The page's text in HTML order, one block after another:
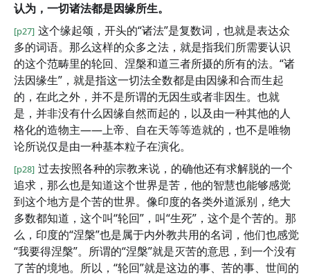
认为，一切诸法都是因缘所生。
[p27] 这个缘起颂，开头的“诸法”是复数词，也就是表达众
多的词语。那么这样的众多之法，就是指我们所需要认识
的这个范畴里的轮回、涅槃和道三者所摄的所有的法。“诸
法因缘生”，就是指这一切法全数都是由因缘和合而生起
的，在此之外，并不是所谓的无因生或者非因生。也就
是，并非没有什么因缘自然而起的，以及由一种其他的人
格化的造物主——上帝、自在天等等造就的，也不是唯物
论所说仅是由一种基本粒子在演化。
[p28] 过去按照各种的宗教来说，的确他还有求解脱的一个
追求，那么也是知道这个世界是苦，他的智慧也能够感觉
到这个地方是个苦的世界。像印度的各类外道派别，绝大
多数都知道，这个叫“轮回”，叫“生死”，这个是个苦的。那
么，印度的“涅槃”也是属于内外教共用的名词，他们也感觉
“我要得涅槃”。所谓的“涅槃”就是灭苦的意思，到一个没有
了苦的境地。所以，“轮回”就是这边的事、苦的事、世间的